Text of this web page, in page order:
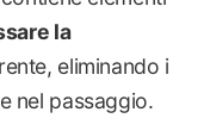
la
eliminando i
nel passaggio.